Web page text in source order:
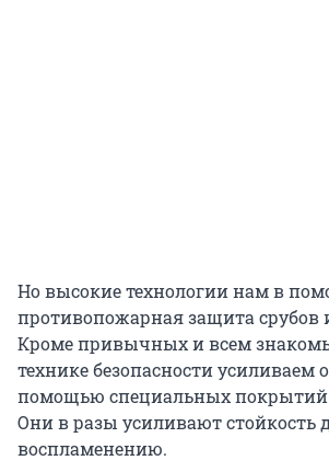
Но высокие технологии нам в
противопожарная защита срубов
Кроме привычных и всем
технике безопасности усиливаем
помощью специальных
Они в разы усиливают стойкость
воспламенению.